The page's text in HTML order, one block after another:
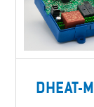
DHEAT-M